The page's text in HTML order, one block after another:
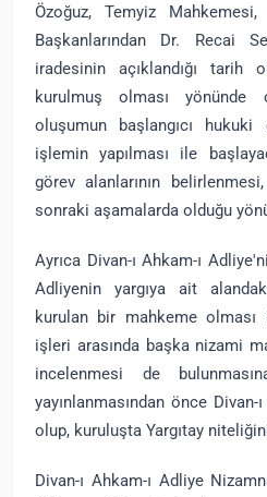
Özoğuz, Temyiz Mahkemesi,
Başkanlarından Dr. Recai
iradesinin açıklandığı
kurulmuş olması yönünde
oluşumun başlangıcı
işlemin yapılması ile
görev alanlarının
sonraki aşamalarda olduğu
Ayrıca Divan-ı Ahkam-ı
Adliyenin yargıya ait
kurulan bir mahkeme olması
işleri arasında başka nizami
incelenmesi de
yayınlanmasından önce
olup, kuruluşta Yargıtay
Divan-ı Ahkam-ı Adliye